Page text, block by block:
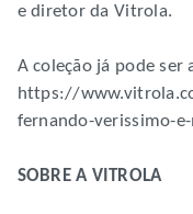
e diretor da Vitrola.
A coleção já pode ser
https://
fernando-verissimo-
SOBRE A VITROLA